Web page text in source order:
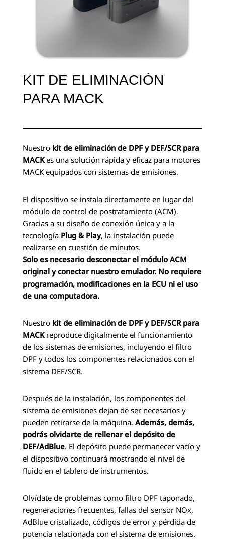
KIT DE ELIMINACIÓN
PARA MACK
Nuestro kit de eliminación de DPF y DEF/SCR para
MACKes una solución rápida y eficaz para motores
MACK equipados con sistemas de emisiones.
El dispositivo se instala directamente en lugar del
módulo de control de postratamiento (ACM).
Gracias a su diseño de conexión única y a la
tecnologíaPlug & Play, la instalación puede
realizarse en cuestión de minutos.
Solo es necesario desconectar el módulo ACM
original y conectar nuestro emulador. No requiere
programación, modificaciones en la ECU ni el uso
de una computadora.
Nuestro kit de eliminación de DPF y DEF/SCR para
MACKreproduce digitalmente el funcionamiento
de los sistemas de emisiones, incluyendo el filtro
DPF y todos los componentes relacionados con el
sistema DEF/SCR.
Después de la instalación, los componentes del
sistema de emisiones dejan de ser necesarios y
pueden retirarse de la máquina. Además, demás,
podrás olvidarte de rellenar el depósito de
DEF/AdBlue. El depósito puede permanecer vacío y
el dispositivo continuará mostrando el nivel de
fluido en el tablero de instrumentos.
Olvídate de problemas como filtro DPF taponado,
regeneraciones frecuentes, fallas del sensor NOx,
AdBlue cristalizado, códigos de error y pérdida de
potencia relacionada con el sistema de emisiones.